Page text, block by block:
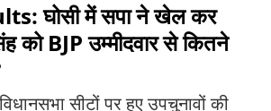
घोसी में सपा ने खेल कर
को BJP उम्मीदवार से कितने
सीटों पर हुए उपचुनावों की